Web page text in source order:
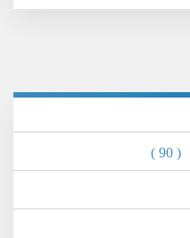
( 90 )